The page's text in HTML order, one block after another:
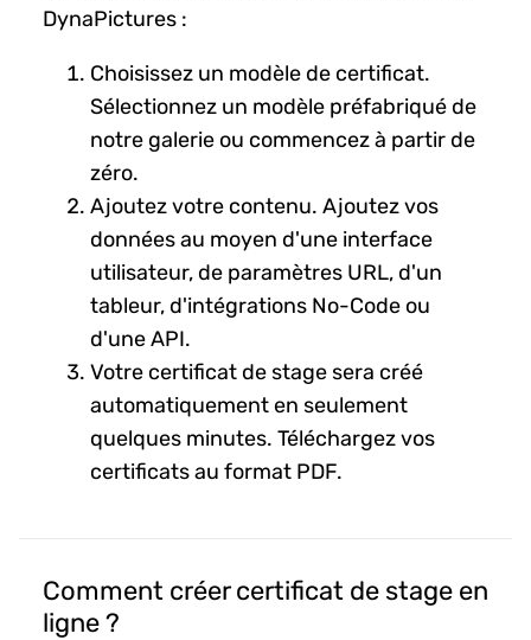
DynaPictures :
Choisissez un modèle de certificat.
Sélectionnez un modèle préfabriqué de
notre galerie ou commencez à partir de
zéro.
Ajoutez votre contenu. Ajoutez vos
données au moyen d'une interface
utilisateur, de paramètres URL, d'un
tableur, d'intégrations No-Code ou
d'une API.
Votre certificat de stage sera créé
automatiquement en seulement
quelques minutes. Téléchargez vos
certificats au format PDF.
Comment créer certificat de stage en
ligne ?